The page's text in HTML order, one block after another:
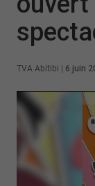
TVA Abitibi 6 juin